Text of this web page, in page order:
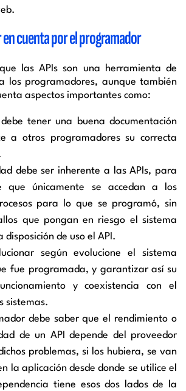
cuenta por el programador
las APIs son una herramienta de
los programadores, aunque también
aspectos importantes como:
tener una buena documentación
a otros programadores su correcta
debe ser inherente a las APIs, para
que únicamente se accedan a los
para lo que se programó, sin
que pongan en riesgo el sistema
disposición de uso el API.
según evolucione el sistema
fue programada, y garantizar así su
y coexistencia con el
sistemas.
debe saber que el rendimiento o
de un API depende del proveedor
problemas, si los hubiera, se van
la aplicación desde donde se utilice el
tiene esos dos lados de la